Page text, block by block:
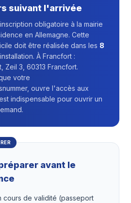
suivant l'arrivée
obligatoire à la mairie
en Allemagne. Cette
doit être réalisée dans les 8
À Francfort :
Zeil 3, 60313 Francfort.
votre
ouvre l'accès aux
indispensable pour ouvrir un
avant le
cours de validité (passeport